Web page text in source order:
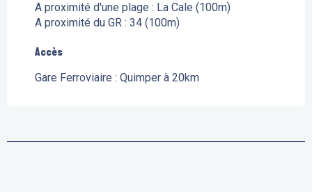
A proximité d'une plage : La Cale (100m)
A proximité du GR : 34 (100m)
Accès
Accès
Gare Ferroviaire : Quimper à 20km